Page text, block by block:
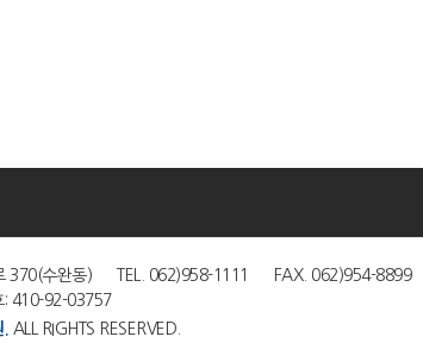
로 370(수완동) TEL. 062)958-1111 FAX. 062)954-
: 410-92-03757
ALL RIGHTS RESERVED.